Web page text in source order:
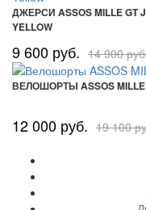
ДЖЕРСИ ASSOS MILLE GT
YELLOW
9 600 руб. 14 900
ВЕЛОШОРТЫ ASSOS MILLE
12 000 руб. 19 100